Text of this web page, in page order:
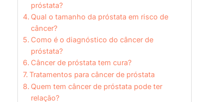
próstata?
Qual o tamanho da próstata em risco de
câncer?
Como é o diagnóstico do câncer de
próstata?
Câncer de próstata tem cura?
Tratamentos para câncer de próstata
Quem tem câncer de próstata pode ter
relação?